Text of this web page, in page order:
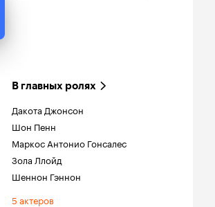
В главных ролях
Дакота Джонсон
Шон Пенн
Маркос Антонио Гонсалес
Зола Ллойд
Шеннон Гэннон
5 актеров